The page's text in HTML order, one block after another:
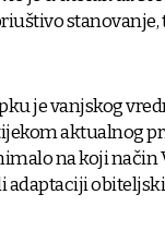
stanovanje,
je vanjskog
aktualnog
na koji